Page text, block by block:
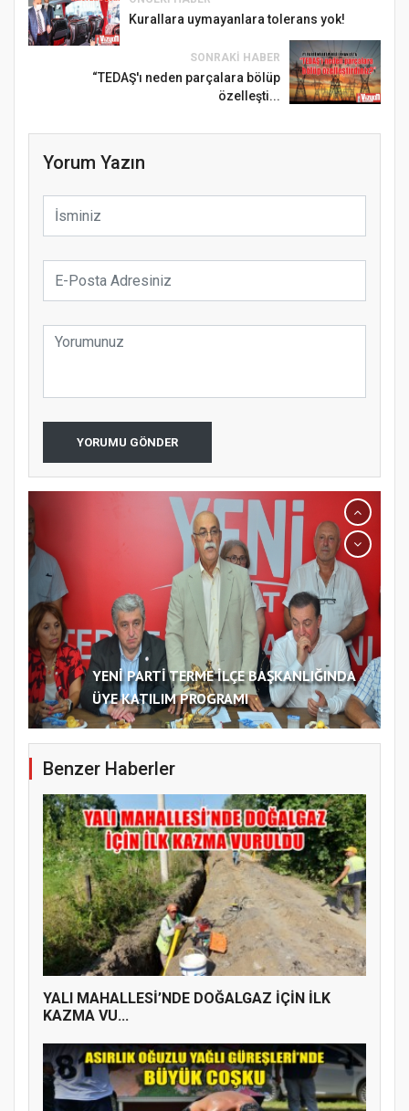
Kurallara uymayanlara tolerans yok!
SONRAKI HABER
“TEDAŞ'ı neden parçalara bölüp
özelleşti...
Yorum Yazın
YORUMU GÖNDER
YENİ PARTİ TERME İLÇE BAŞKANLIĞINDA
ÜYE KATILIM PROGRAMI
Benzer Haberler
YALI MAHALLESİ’NDE DOĞALGAZ İÇİN İLK
KAZMA VU...